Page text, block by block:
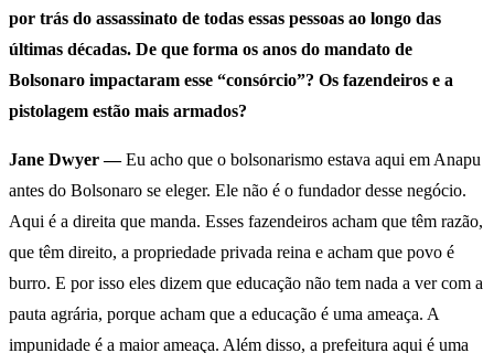
por trás do assassinato de todas essas pessoas ao longo das
últimas décadas. De que forma os anos do mandato de
Bolsonaro impactaram esse “consórcio”? Os fazendeiros e a
pistolagem estão mais armados?
Jane Dwyer —Eu acho que o bolsonarismo estava aqui em Anapu
antes do Bolsonaro se eleger. Ele não é o fundador desse negócio.
Aqui é a direita que manda. Esses fazendeiros acham que têm razão,
que têm direito, a propriedade privada reina e acham que povo é
burro. E por isso eles dizem que educação não tem nada a ver com a
pauta agrária, porque acham que a educação é uma ameaça. A
impunidade é a maior ameaça. Além disso, a prefeitura aqui é uma